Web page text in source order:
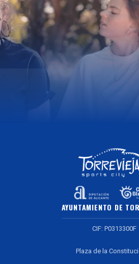
AYUNTAMIENTO DE
CIF: P0313300F
Plaza de la